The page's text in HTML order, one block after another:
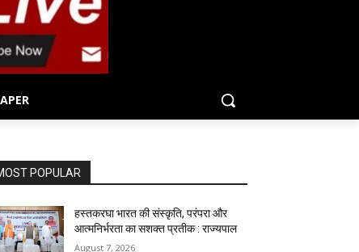
POPULAR
हस्तकरघा भारत की संस्कृति, परंपरा और
आत्मनिर्भरता का सशक्त प्रतीक : राज्यपाल
August 7, 2026